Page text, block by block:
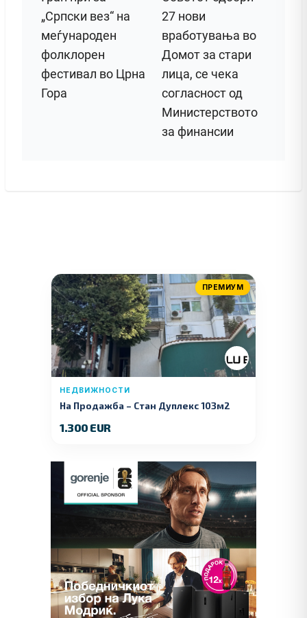
„Српски вез“ на
меѓународен
фолклорен
фестивал во Црна
Гора
27 нови
вработувања во
Домот за стари
лица, се чека
согласност од
Министерството
за финансии
ПРЕМИУМ
НЕДВИЖНОСТИ
На Продажба – Стан Дуплекс 103м2
1.300 EUR